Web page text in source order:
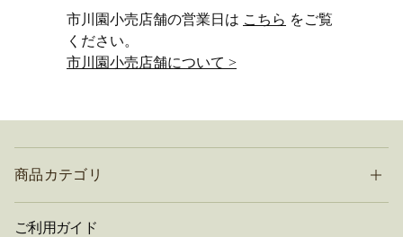
市川園小売店舗の営業日は こちら をご覧
ください。
市川園小売店舗について >
商品カテゴリ
ご利用ガイド